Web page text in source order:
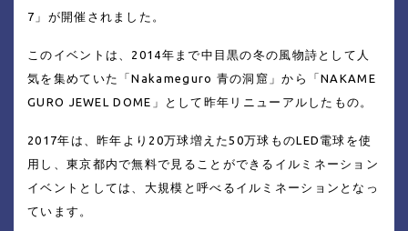
7」が開催されました。
このイベントは、2014年まで中目黒の冬の風物詩として人
気を集めていた「Nakameguro 青の洞窟」から「NAKAME
GURO JEWEL DOME」として昨年リニューアルしたもの。
2017年は、昨年より20万球増えた50万球ものLED電球を使
用し、東京都内で無料で見ることができるイルミネーション
イベントとしては、大規模と呼べるイルミネーションとなっ
ています。